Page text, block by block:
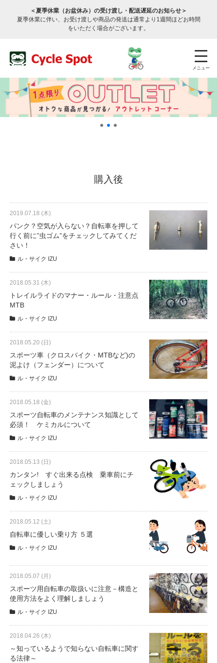
＜夏季休業（お盆休み）の受け渡し・配送遅延のお知らせ＞
夏季休業に伴い、お受け渡しや商品の発送は通常より1週間ほどお時間
をいただく場合がございます。
メニュー
盗難保証
SpotMateログイン
オリジナル自転車
PB全車種カタログ
Norwayシリーズ
eVita
店舗ブログ
イベント
メディア
求人情報
募集中の求人情報
購入後
2019.07.18 (木)
パンク？空気が入らない？自転車を押して
行く前に”虫ゴム”をチェックしてみてくだ
さい！
ル・サイク IZU
2018.05.31 (木)
トレイルライドのマナー・ルール・注意点
MTB
ル・サイク IZU
2018.05.20 (日)
スポーツ車（クロスバイク・MTBなど)の
泥よけ（フェンダー）について
ル・サイク IZU
2018.05.18 (金)
スポーツ自転車のメンテナンス知識として
必須！ ケミカルについて
ル・サイク IZU
2018.05.13 (日)
カンタン! すぐ出来る点検 乗車前にチ
ェックしましょう
ル・サイク IZU
2018.05.12 (土)
自転車に優しい乗り方 ５選
ル・サイク IZU
2018.05.07 (月)
スポーツ用自転車の取扱いに注意－構造と
使用方法をよく理解しましょう
ル・サイク IZU
2018.04.26 (木)
～知っているようで知らない自転車に関す
る法律～